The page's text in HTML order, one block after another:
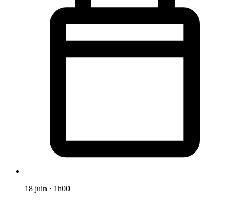
18 juin · 1h00